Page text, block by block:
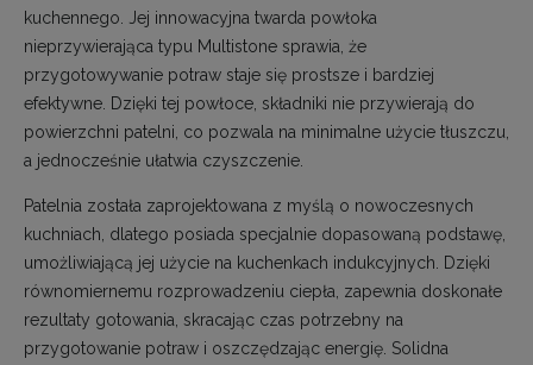
kuchennego. Jej innowacyjna twarda powłoka
nieprzywierająca typu Multistone sprawia, że
przygotowywanie potraw staje się prostsze i bardziej
efektywne. Dzięki tej powłoce, składniki nie przywierają do
powierzchni patelni, co pozwala na minimalne użycie tłuszczu,
a jednocześnie ułatwia czyszczenie.
Patelnia została zaprojektowana z myślą o nowoczesnych
kuchniach, dlatego posiada specjalnie dopasowaną podstawę,
umożliwiającą jej użycie na kuchenkach indukcyjnych. Dzięki
równomiernemu rozprowadzeniu ciepła, zapewnia doskonałe
rezultaty gotowania, skracając czas potrzebny na
przygotowanie potraw i oszczędzając energię. Solidna